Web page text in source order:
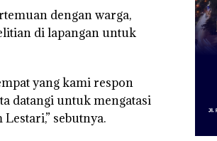
dengan warga,
di lapangan untuk
yang kami respon
datangi untuk mengatasi
sebutnya.